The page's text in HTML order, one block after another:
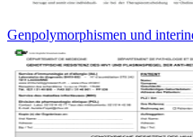
Genpolymorphismen und